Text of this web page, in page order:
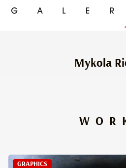
Mykola
GRAPHICS